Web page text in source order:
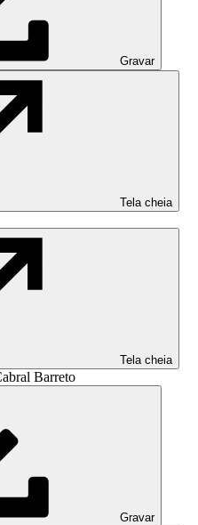
Gravar
Tela cheia
Tela cheia
Gravar